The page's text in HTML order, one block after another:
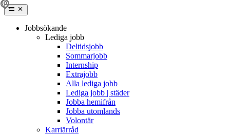
Jobbsökande
Lediga jobb
Deltidsjobb
Sommarjobb
Internship
Extrajobb
Alla lediga jobb
Lediga jobb | städer
Jobba hemifrån
Jobba utomlands
Volontär
Karriärråd